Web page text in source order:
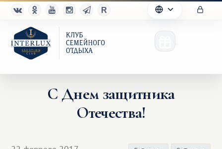
С Днем защитника
Отечества!